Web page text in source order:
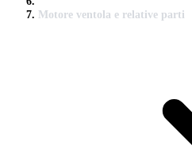
Motore ventola e relative parti